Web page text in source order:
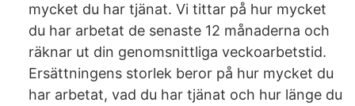
mycket du har tjänat. Vi tittar på hur mycket
du har arbetat de senaste 12 månaderna och
räknar ut din genomsnittliga veckoarbetstid.
Ersättningens storlek beror på hur mycket du
har arbetat, vad du har tjänat och hur länge du